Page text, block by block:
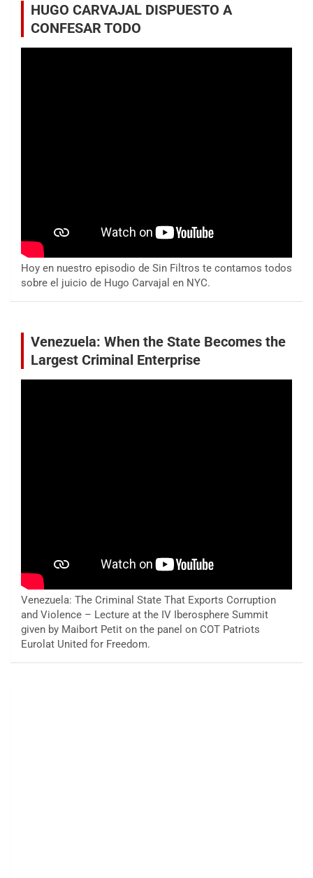
HUGO CARVAJAL DISPUESTO A
CONFESAR TODO
Hoy en nuestro episodio de Sin Filtros te contamos todos
sobre el juicio de Hugo Carvajal en NYC.
Venezuela: When the State Becomes the
Largest Criminal Enterprise
Venezuela: The Criminal State That Exports Corruption
and Violence – Lecture at the IV Iberosphere Summit
given by Maibort Petit on the panel on COT Patriots
Eurolat United for Freedom.